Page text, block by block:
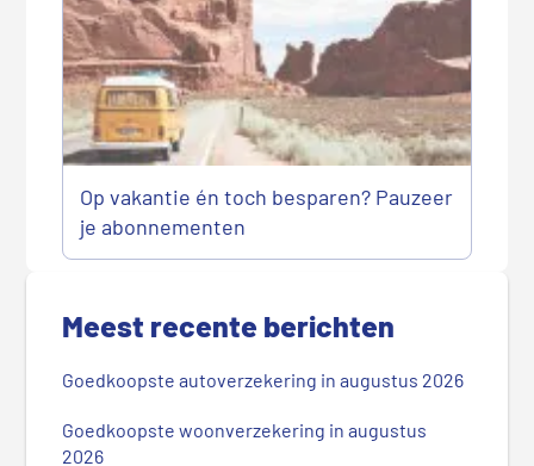
Op vakantie én toch besparen? Pauzeer
je abonnementen
Meest recente berichten
Goedkoopste autoverzekering in augustus 2026
Goedkoopste woonverzekering in augustus
2026